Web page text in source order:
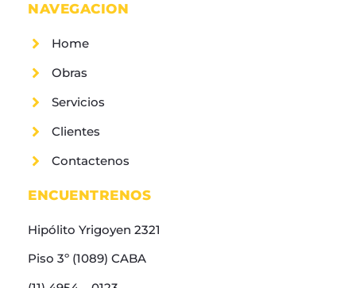
NAVEGACION
Home
Obras
Servicios
Clientes
Contactenos
ENCUENTRENOS
Hipólito Yrigoyen 2321
Piso 3º (1089) CABA